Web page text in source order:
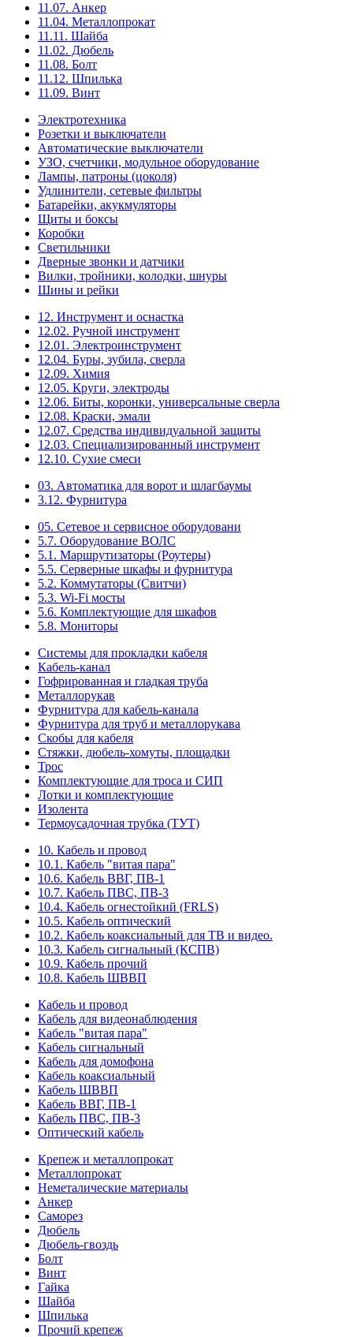
11.07. Анкер
11.04. Металлопрокат
11.11. Шайба
11.02. Дюбель
11.08. Болт
11.12. Шпилька
11.09. Винт
Электротехника
Розетки и выключатели
Автоматические выключатели
УЗО, счетчики, модульное оборудование
Лампы, патроны (цоколя)
Удлинители, сетевые фильтры
Батарейки, акукмуляторы
Щиты и боксы
Коробки
Светильники
Дверные звонки и датчики
Вилки, тройники, колодки, шнуры
Шины и рейки
12. Инструмент и оснастка
12.02. Ручной инструмент
12.01. Электроинструмент
12.04. Буры, зубила, сверла
12.09. Химия
12.05. Круги, электроды
12.06. Биты, коронки, универсальные сверла
12.08. Краски, эмали
12.07. Средства индивидуальной защиты
12.03. Специализированный инструмент
12.10. Сухие смеси
03. Автоматика для ворот и шлагбаумы
3.12. Фурнитура
05. Сетевое и сервисное оборудовани
5.7. Оборудование ВОЛС
5.1. Маршрутизаторы (Роутеры)
5.5. Серверные шкафы и фурнитура
5.2. Коммутаторы (Свитчи)
5.3. Wi-Fi мосты
5.6. Комплектующие для шкафов
5.8. Мониторы
Системы для прокладки кабеля
Кабель-канал
Гофрированная и гладкая труба
Металлорукав
Фурнитура для кабель-канала
Фурнитура для труб и металлорукава
Скобы для кабеля
Стяжки, дюбель-хомуты, площадки
Трос
Комплектующие для троса и СИП
Лотки и комплектующие
Изолента
Термоусадочная трубка (ТУТ)
10. Кабель и провод
10.1. Кабель "витая пара"
10.6. Кабель ВВГ, ПВ-1
10.7. Кабель ПВС, ПВ-3
10.4. Кабель огнестойкий (FRLS)
10.5. Кабель оптический
10.2. Кабель коаксиальный для ТВ и видео.
10.3. Кабель сигнальный (КСПВ)
10.9. Кабель прочий
10.8. Кабель ШВВП
Кабель и провод
Кабель для видеонаблюдения
Кабель "витая пара"
Кабель сигнальный
Кабель для домофона
Кабель коаксиальный
Кабель ШВВП
Кабель ВВГ, ПВ-1
Кабель ПВС, ПВ-3
Оптический кабель
Крепеж и металлопрокат
Металлопрокат
Неметалические материалы
Анкер
Саморез
Дюбель
Дюбель-гвоздь
Болт
Винт
Гайка
Шайба
Шпилька
Прочий крепеж